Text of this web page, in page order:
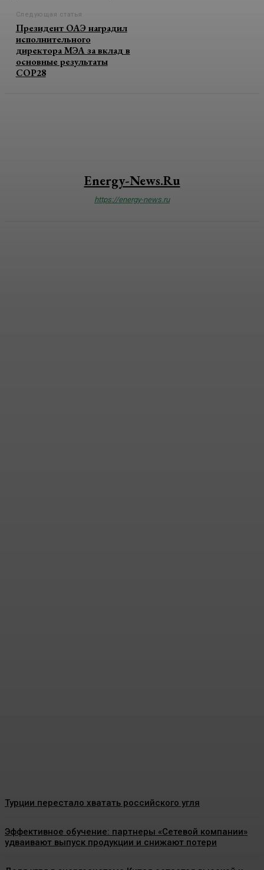
Следующая статья
Президент ОАЭ наградил
исполнительного
директора МЭА за вклад в
основные результаты
COP28
Energy-News.ru
https://energy-news.ru
Турции перестало хватать российского угля
Эффективное обучение: партнеры «Сетевой компании»
удваивают выпуск продукции и снижают потери